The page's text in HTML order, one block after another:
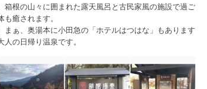
根の山々に囲まれた露天風呂と古民家風の施設で過ご
癒されます。
ぁ、奥湯本に小田急の「ホテルはつはな」もあります
の日帰り温泉です。